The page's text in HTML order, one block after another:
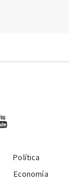
Política
Economía